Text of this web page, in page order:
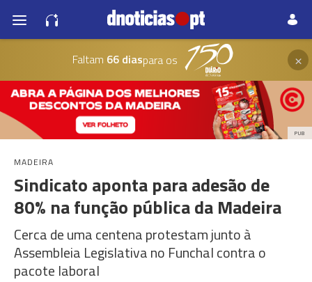
Faltam 66 diaspara os ×
PUB
MADEIRA
Sindicato aponta para adesão de
80% na função pública da Madeira
Cerca de uma centena protestam junto à
Assembleia Legislativa no Funchal contra o
pacote laboral